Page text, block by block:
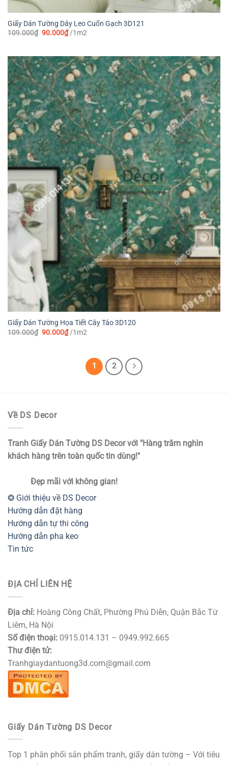
Giấy Dán Tường Dây Leo Cuốn Gạch 3D121
109.000₫ Giá
90.000₫Giá
hiện
90.000₫.
/1m2
Giấy Dán Tường Họa Tiết Cây Táo 3D120
109.000₫ Giá
90.000₫Giá
hiện
90.000₫.
/1m2
1 2
Về DS Decor
Tranh Giấy Dán Tường DS Decor với "Hàng trăm nghìn
khách hàng trên toàn quốc tin dùng!"
Đẹp mãi với không gian!
❂ Giới thiệu về DS Decor
Hướng dẫn đặt hàng
Hướng dẫn tự thi công
Hướng dẫn pha keo
Tin tức
ĐỊA CHỈ LIÊN HỆ
Địa chỉ: Hoàng Công Chất, Phường Phú Diễn, Quận Bắc Từ
Liêm, Hà Nội
Số điện thoại: 0915.014.131 – 0949.992.665
Thư điện tử:
Tranhgiaydantuong3d.com@gmail.com
Giấy Dán Tường DS Decor
Top 1 phân phối sản phẩm tranh, giấy dán tường – Với tiêu